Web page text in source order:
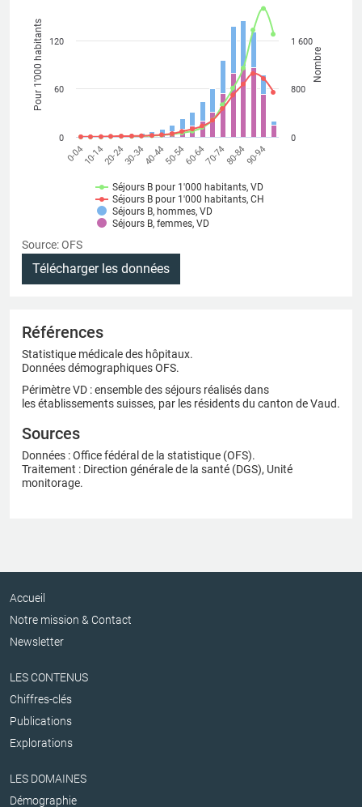
Nombre
Pour 1'000 habitants
Séjours B pour 1'000 habitants, VD
Séjours B pour 1'000 habitants, CH
Séjours B, hommes, VD
Séjours B, femmes, VD
0-0410-1420-2430-3440-4450-5460-6470-7480-8490-94
0
800
1 600
0
60
120
Source: OFS
Télécharger les données
Références
Statistique médicale des hôpitaux.
Données démographiques OFS.
Périmètre VD : ensemble des séjours réalisés dans
les établissements suisses, par les résidents du canton de Vaud.
Sources
Données : Office fédéral de la statistique (OFS).
Traitement : Direction générale de la santé (DGS), Unité
monitorage.
Accueil
Notre mission & Contact
Newsletter
LES CONTENUS
Chiffres-clés
Publications
Explorations
LES DOMAINES
Démographie